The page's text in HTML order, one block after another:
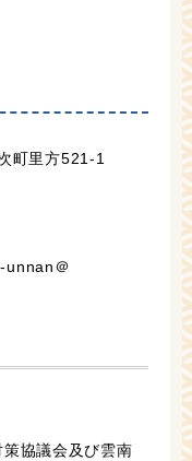
町里方521-1
unnan＠
協議会及び雲南